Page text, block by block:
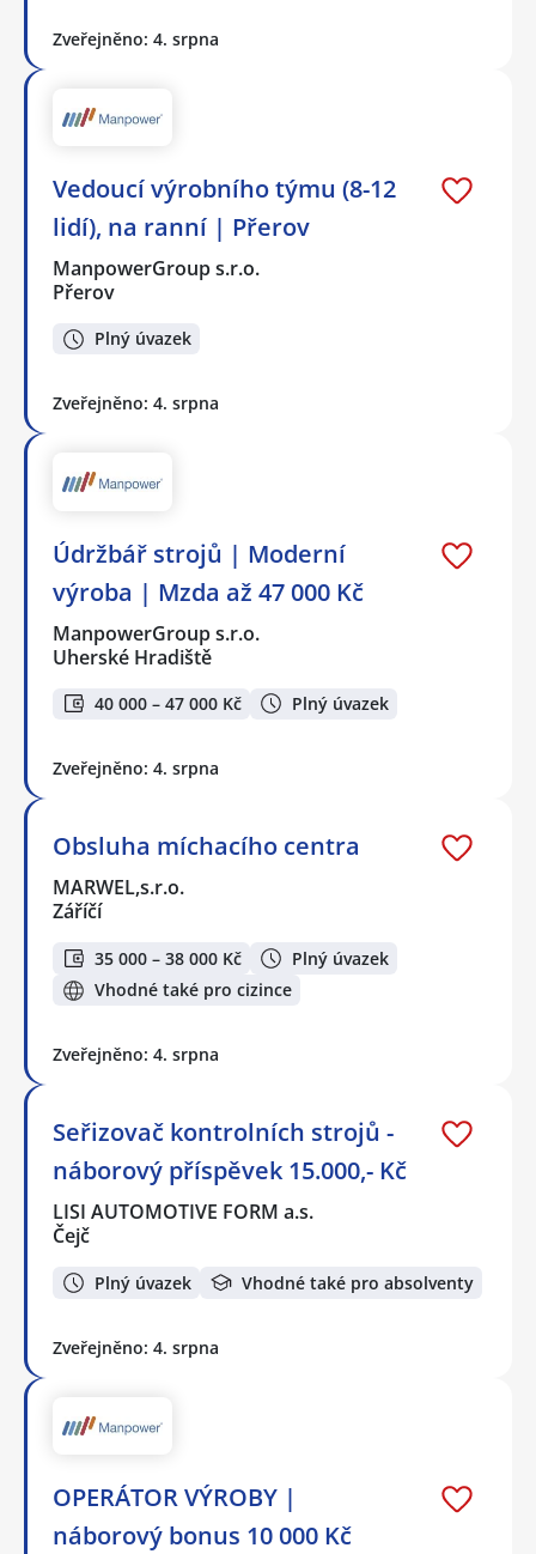
Zveřejněno: 4. srpna
Vedoucí výrobního týmu (8-12
lidí), na ranní | Přerov
ManpowerGroup s.r.o.
Přerov
Plný úvazek
Zveřejněno: 4. srpna
Údržbář strojů | Moderní
výroba | Mzda až 47 000 Kč
ManpowerGroup s.r.o.
Uherské Hradiště
40 000 – 47 000 Kč Plný úvazek
Zveřejněno: 4. srpna
Obsluha míchacího centra
MARWEL,s.r.o.
Záříčí
35 000 – 38 000 Kč
Plný úvazek
Vhodné také pro cizince
Zveřejněno: 4. srpna
Seřizovač kontrolních strojů -
náborový příspěvek 15.000,- Kč
LISI AUTOMOTIVE FORM a.s.
Čejč
Plný úvazek Vhodné také pro absolventy
Zveřejněno: 4. srpna
OPERÁTOR VÝROBY |
náborový bonus 10 000 Kč